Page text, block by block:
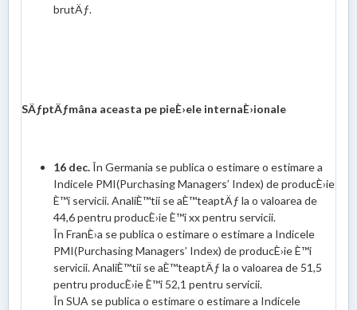
brutÄƒ.
SÄƒptÄƒmâna aceasta pe pieÈ›ele internaÈ›ionale
16 dec.În Germania se publica o estimare o estimare a
Indicele PMI(Purchasing Managers’ Index) de producÈ›ie
È™i servicii. AnaliÈ™tii se aÈ™teaptÄƒ la o valoarea de
44,6 pentru producÈ›ie È™i xx pentru servicii.
În FranÈ›a se publica o estimare o estimare a Indicele
PMI(Purchasing Managers’ Index) de producÈ›ie È™i
servicii. AnaliÈ™tii se aÈ™teaptÄƒ la o valoarea de 51,5
pentru producÈ›ie È™i 52,1 pentru servicii.
În SUA se publica o estimare o estimare a Indicele